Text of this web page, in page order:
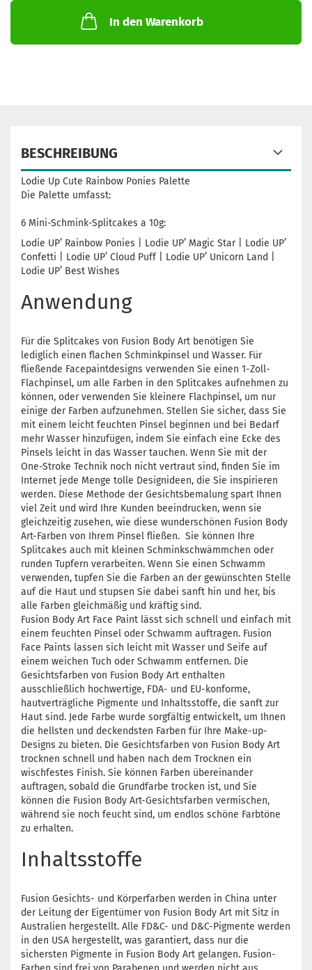
In den Warenkorb
BESCHREIBUNG
Lodie Up Cute Rainbow Ponies Palette
Die Palette umfasst:
6 Mini-Schmink-Splitcakes a 10g:
Lodie UP’ Rainbow Ponies | Lodie UP’ Magic Star | Lodie UP’
Confetti | Lodie UP’ Cloud Puff | Lodie UP’ Unicorn Land |
Lodie UP’ Best Wishes
Anwendung
Für die Splitcakes von Fusion Body Art benötigen Sie
lediglich einen flachen Schminkpinsel und Wasser. Für
fließende Facepaintdesigns verwenden Sie einen 1-Zoll-
Flachpinsel, um alle Farben in den Splitcakes aufnehmen zu
können, oder verwenden Sie kleinere Flachpinsel, um nur
einige der Farben aufzunehmen. Stellen Sie sicher, dass Sie
mit einem leicht feuchten Pinsel beginnen und bei Bedarf
mehr Wasser hinzufügen, indem Sie einfach eine Ecke des
Pinsels leicht in das Wasser tauchen. Wenn Sie mit der
One-Stroke Technik noch nicht vertraut sind, finden Sie im
Internet jede Menge tolle Designideen, die Sie inspirieren
werden. Diese Methode der Gesichtsbemalung spart Ihnen
viel Zeit und wird Ihre Kunden beeindrucken, wenn sie
gleichzeitig zusehen, wie diese wunderschönen Fusion Body
Art-Farben von Ihrem Pinsel fließen. Sie können Ihre
Splitcakes auch mit kleinen Schminkschwämmchen oder
runden Tupfern verarbeiten. Wenn Sie einen Schwamm
verwenden, tupfen Sie die Farben an der gewünschten Stelle
auf die Haut und stupsen Sie dabei sanft hin und her, bis
alle Farben gleichmäßig und kräftig sind.
Fusion Body Art Face Paint lässt sich schnell und einfach mit
einem feuchten Pinsel oder Schwamm auftragen. Fusion
Face Paints lassen sich leicht mit Wasser und Seife auf
einem weichen Tuch oder Schwamm entfernen. Die
Gesichtsfarben von Fusion Body Art enthalten
ausschließlich hochwertige, FDA- und EU-konforme,
hautverträgliche Pigmente und Inhaltsstoffe, die sanft zur
Haut sind. Jede Farbe wurde sorgfältig entwickelt, um Ihnen
die hellsten und deckendsten Farben für Ihre Make-up-
Designs zu bieten. Die Gesichtsfarben von Fusion Body Art
trocknen schnell und haben nach dem Trocknen ein
wischfestes Finish. Sie können Farben übereinander
auftragen, sobald die Grundfarbe trocken ist, und Sie
können die Fusion Body Art-Gesichtsfarben vermischen,
während sie noch feucht sind, um endlos schöne Farbtöne
zu erhalten.
Inhaltsstoffe
Fusion Gesichts- und Körperfarben werden in China unter
der Leitung der Eigentümer von Fusion Body Art mit Sitz in
Australien hergestellt. Alle FD&C- und D&C-Pigmente werden
in den USA hergestellt, was garantiert, dass nur die
sichersten Pigmente in Fusion Body Art gelangen. Fusion-